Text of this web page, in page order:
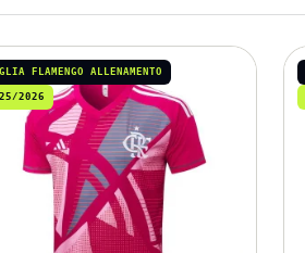
FLAMENGO ALLENAMENTO
2026